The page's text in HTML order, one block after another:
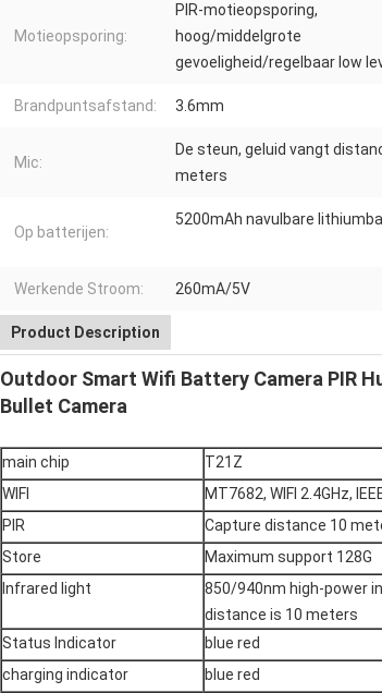
Motieopsporing:
PIR-motieopsporing,
hoog/middelgrote
gevoeligheid/regelbaar low
Brandpuntsafstand: 3.6mm
Mic:
De steun, geluid vangt
meters
Op batterijen:
5200mAh navulbare
Werkende Stroom: 260mA/5V
Product Description
Outdoor Smart Wifi Battery Camera PIR
Bullet Camera
main chip
T21Z
WIFI
MT7682, WIFI 2.4GHz,
PIR
Capture distance 10
Store
Maximum support 128G
Infrared light
850/940nm high-power
distance is 10 meters
Status Indicator
blue red
charging indicator
blue red